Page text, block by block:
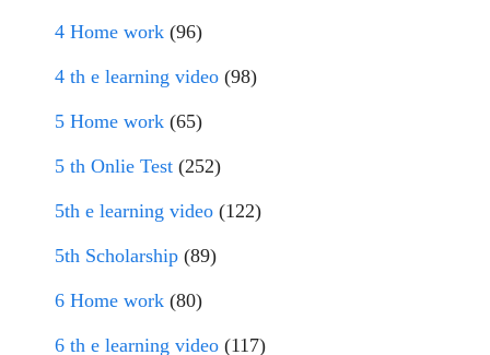
4 Home work (96)
4 th e learning video (98)
5 Home work (65)
5 th Onlie Test (252)
5th e learning video (122)
5th Scholarship (89)
6 Home work (80)
6 th e learning video (117)